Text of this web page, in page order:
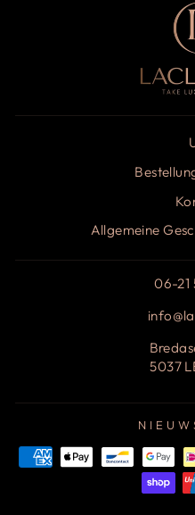
Allgemeine
06-21
5037